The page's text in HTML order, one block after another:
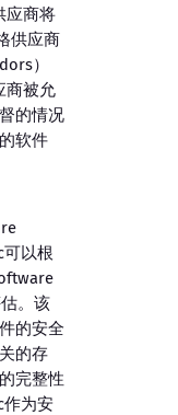
应商将
供应商
）
商被允
的情况
软件
以根
。该
的安全
的存
完整性
作为安